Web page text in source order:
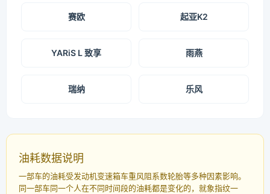
赛欧 起亚K2
YARiS L 致享 雨燕
瑞纳 乐风
油耗数据说明
一部车的油耗受发动机变速箱车重风阻系数轮胎等多种因素影响。
同一部车同一个人在不同时间段的油耗都是变化的，就象指纹一